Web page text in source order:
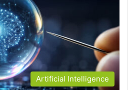
Artificial Intelligence